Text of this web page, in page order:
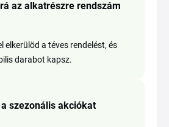
az alkatrészre rendszám
elkerülöd a téves rendelést, és
darabot kapsz.
szezonális akciókat